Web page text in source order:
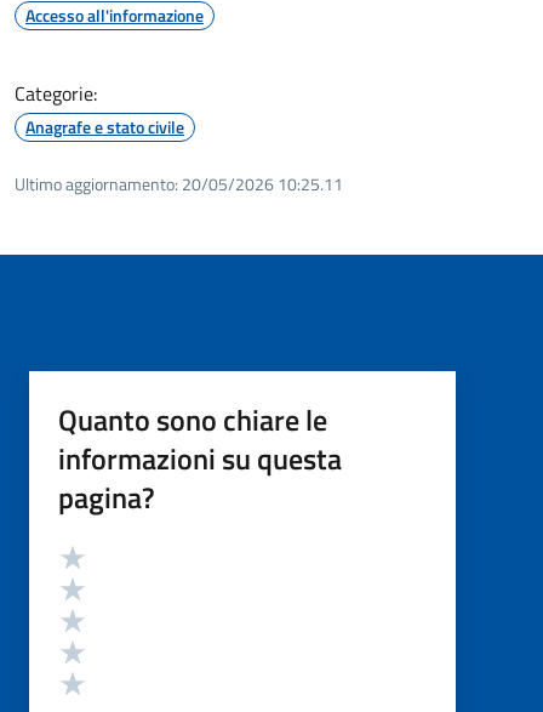
Accesso all'informazione
Categorie:
Anagrafe e stato civile
Ultimo aggiornamento: 20/05/2026 10:25.11
Quanto sono chiare le
informazioni su questa
pagina?
Valutazione